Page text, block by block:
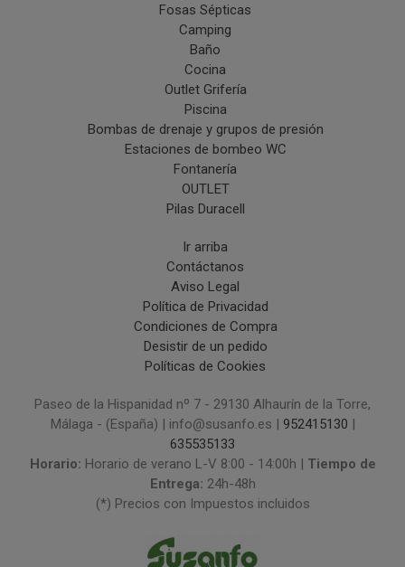
Fosas Sépticas
Camping
Baño
Cocina
Outlet Grifería
Piscina
Bombas de drenaje y grupos de presión
Estaciones de bombeo WC
Fontanería
OUTLET
Pilas Duracell
Ir arriba
Contáctanos
Aviso Legal
Política de Privacidad
Condiciones de Compra
Desistir de un pedido
Políticas de Cookies
Paseo de la Hispanidad nº 7 - 29130 Alhaurín de la Torre,
Málaga - (España) | info@susanfo.es | 952415130 |
635535133
Horario: Horario de verano L-V 8:00 - 14:00h | Tiempo de
Entrega: 24h-48h
(*) Precios con Impuestos incluidos